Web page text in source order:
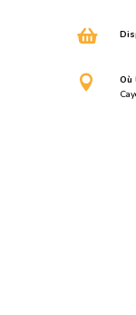

 Où